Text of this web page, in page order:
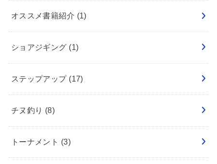
オススメ書籍紹介 (1)
ショアジギング (1)
ステップアップ (17)
チヌ釣り (8)
トーナメント (3)